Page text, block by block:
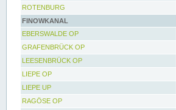
ROTENBURG
FINOWKANAL
EBERSWALDE OP
GRAFENBRÜCK OP
LEESENBRÜCK OP
LIEPE OP
LIEPE UP
RAGÖSE OP